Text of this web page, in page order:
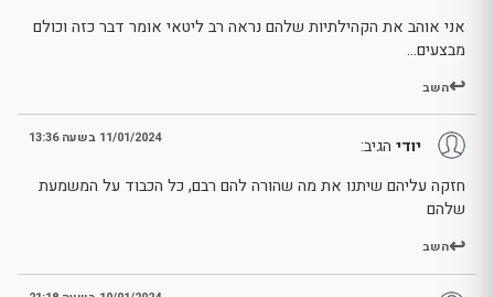
אני אוהב את הקהילתיות שלהם נראה רב ליטאי אומר דבר כזה וכולם
מבצעים…
השב
יודי הגיב: 11/01/2024 בשעה 13:36
חזקה עליהם שיתנו את מה שהורה להם רבם, כל הכבוד על המשמעת
שלהם
השב